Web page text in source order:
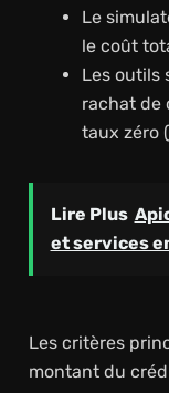
Le
le coût
Les outils
rachat de
taux zéro
Lire Plus
et services
Les critères
montant du